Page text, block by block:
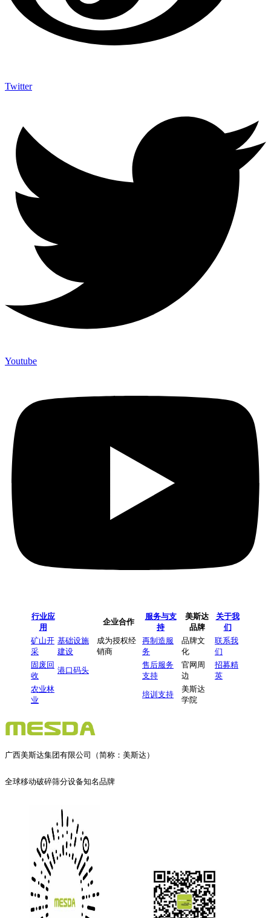
Twitter
Youtube
行业应
用
企业合作
服务与支
持
美斯达
品牌
关于我
们
矿山开
采
基础设施
建设
成为授权经
销商
再制造服
务
品牌文
化
联系我
们
固废回
收
港口码头
售后服务
支持
官网周
边
招募精
英
农业林
业
培训支持
美斯达
学院
广西美斯达集团有限公司（简称：美斯达）
全球移动破碎筛分设备知名品牌